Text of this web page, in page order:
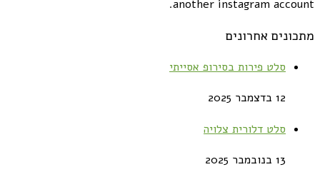
another instagram account.
מתכונים אחרונים
סלט פירות בסירופ אסייתי
12 בדצמבר 2025
סלט דלורית צלויה
13 בנובמבר 2025